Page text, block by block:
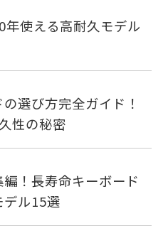
使える高耐久モデル
選び方完全ガイド！
性の秘密
！長寿命キーボード
ル15選